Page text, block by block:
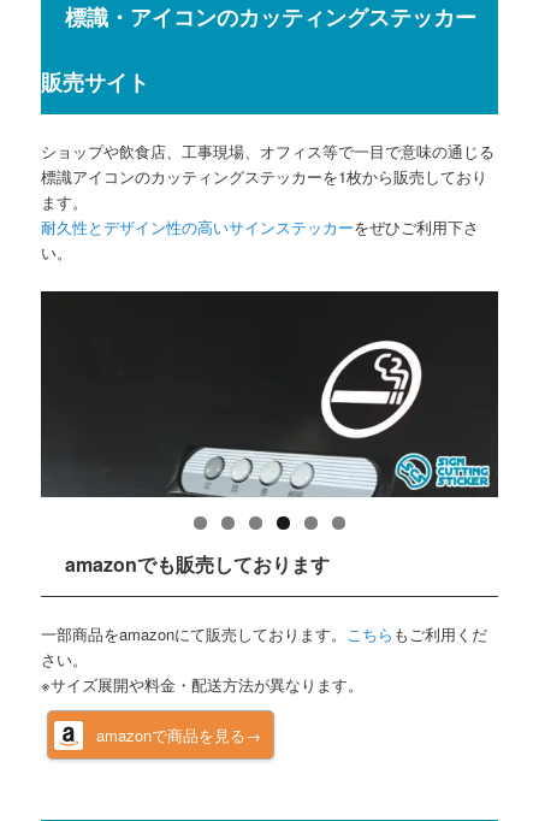
標識・アイコンのカッティングステッカー
販売サイト
ショップや飲食店、工事現場、オフィス等で一目で意味の通じる
標識アイコンのカッティングステッカーを1枚から販売しており
ます。
耐久性とデザイン性の高いサインステッカーをぜひご利用下さ
い。
amazonでも販売しております
一部商品をamazonにて販売しております。 こちら もご利用くだ
さい。
※サイズ展開や料金・配送方法が異なります。
amazonで商品を見る→